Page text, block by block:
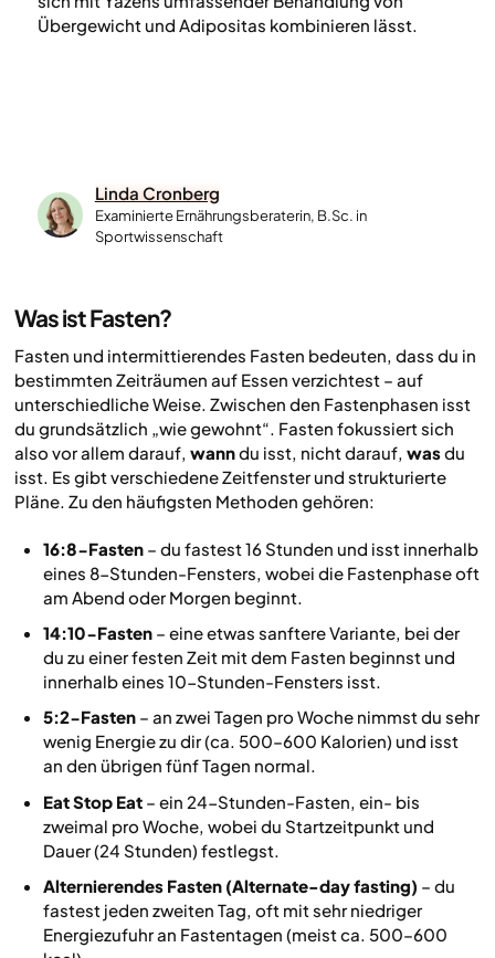
Übergewicht und Adipositas kombinieren lässt.
Linda Cronberg
Examinierte Ernährungsberaterin, B.Sc. in
Sportwissenschaft
Was ist Fasten?
Fasten und intermittierendes Fasten bedeuten, dass du in
bestimmten Zeiträumen auf Essen verzichtest – auf
unterschiedliche Weise. Zwischen den Fastenphasen isst
du grundsätzlich „wie gewohnt“. Fasten fokussiert sich
also vor allem darauf, wanndu isst, nicht darauf, wasdu
isst. Es gibt verschiedene Zeitfenster und strukturierte
Pläne. Zu den häufigsten Methoden gehören:
16:8-Fasten– du fastest 16 Stunden und isst innerhalb
eines 8-Stunden-Fensters, wobei die Fastenphase oft
am Abend oder Morgen beginnt.
14:10-Fasten– eine etwas sanftere Variante, bei der
du zu einer festen Zeit mit dem Fasten beginnst und
innerhalb eines 10-Stunden-Fensters isst.
5:2-Fasten– an zwei Tagen pro Woche nimmst du sehr
wenig Energie zu dir (ca. 500–600 Kalorien) und isst
an den übrigen fünf Tagen normal.
Eat Stop Eat– ein 24-Stunden-Fasten, ein- bis
zweimal pro Woche, wobei du Startzeitpunkt und
Dauer (24 Stunden) festlegst.
Alternierendes Fasten (Alternate-day fasting) – du
fastest jeden zweiten Tag, oft mit sehr niedriger
Energiezufuhr an Fastentagen (meist ca. 500–600